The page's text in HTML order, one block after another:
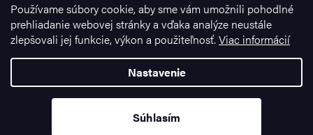
Používame súbory cookie, aby sme vám umožnili pohodlné
prehliadanie webovej stránky a vďaka analýze neustále
zlepšovali jej funkcie, výkon a použiteľnosť. Viac informácií
Nastavenie
Súhlasím
Vytvoril Shoptet Premium
Ignazrosler.sk. Všetky práva vyhradené.